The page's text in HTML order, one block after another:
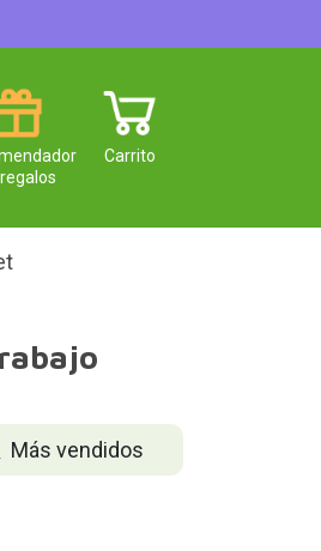
Carrito
Más vendidos